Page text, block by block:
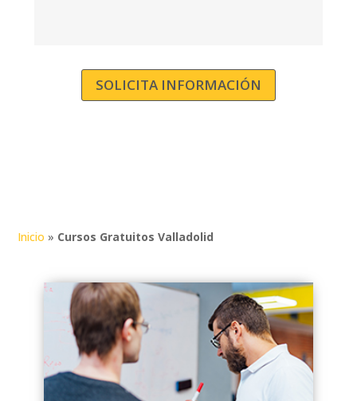
modalidad online y presencial,
adaptándonos a tus horarios para
Laboral para conocer los requisitos y
empezar tu formación sin coste.
Cursos Gratis Onlineen
Valladolid
SOLICITA INFORMACIÓN
Inicio » Cursos Gratuitos Valladolid